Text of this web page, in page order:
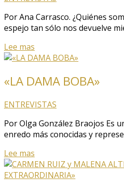
Por Ana Carrasco. ¿Quiénes
espejo tan sólo nos devuelve
Lee mas
«LA DAMA BOBA»
ENTREVISTAS
Por Olga González Braojos Es
enredo más conocidas y
Lee mas